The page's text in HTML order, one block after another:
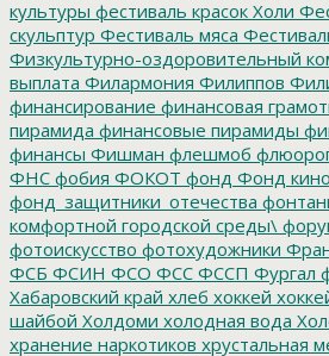
культуры фестиваль красок Холи
скульптур Фестиваль мяса
Физкультурно-оздоровительный
выплата Филармония Филиппов
финансирование финансовая
пирамида финансовые пирамиды
финансы Фишман флешмоб
ФНС фобия ФОКОТ фонд Фонд кино
фонд_защитники_отечества
комфортной городской среды\
фотоискусство фотохудожники
ФСБ ФСИН ФСО ФСС ФССП Фургал
Хабаровский край хлеб хоккей
шайбой Холдоми холодная вода
хранение наркотиков хрустальная